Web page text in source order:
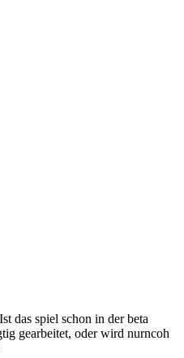
das spiel schon in der beta
gearbeitet, oder wird nurncoh